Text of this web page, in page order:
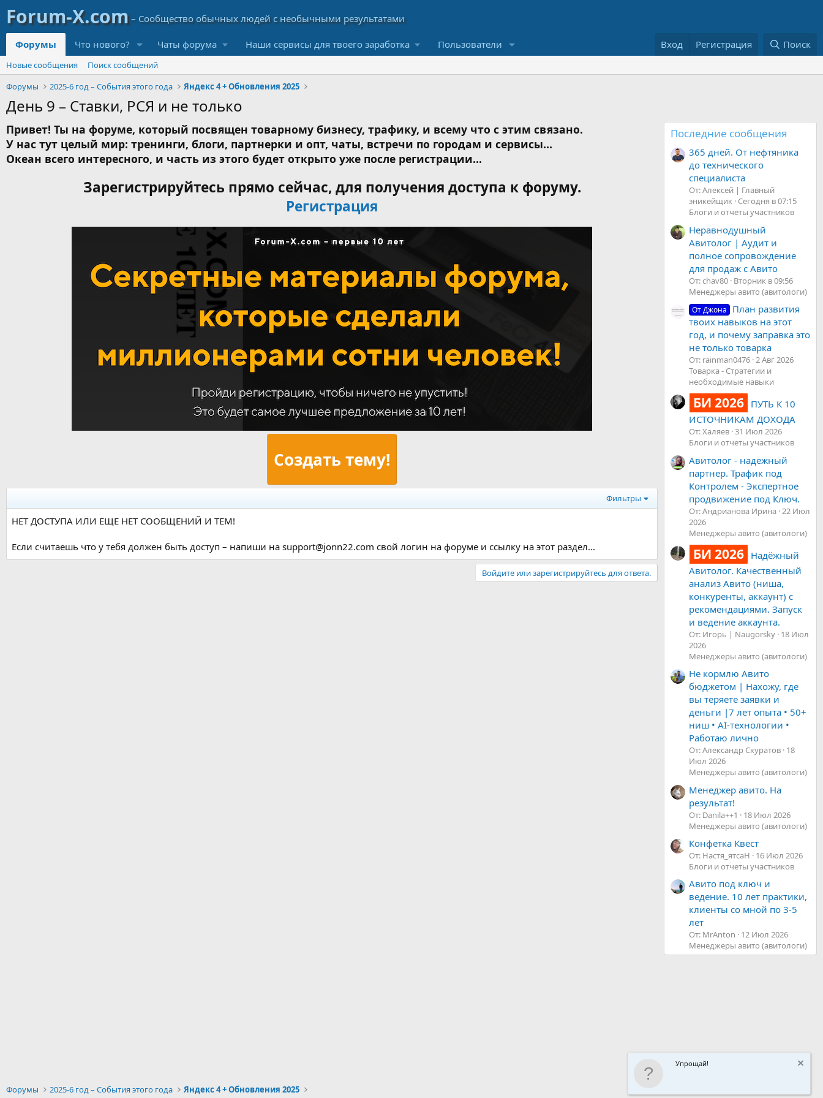
Форумы Что нового? Чаты форума Наши сервисы для твоего заработка Пользователи Вход Регистрация Поиск
Новые сообщения
Поиск сообщений
Форумы
2025-6 год – События этого года Яндекс 4 + Обновления 2025
День 9 – Ставки, РСЯ и не только
Привет! Ты на форуме, который посвящен товарному бизнесу, трафику, и всему что с этим связано.
У нас тут целый мир: тренинги, блоги, партнерки и опт, чаты, встречи по городам и сервисы...
Океан всего интересного, и часть из этого будет открыто уже после регистрации...
Зарегистрируйтесь прямо сейчас, для получения доступа к форуму.
Регистрация
Создать тему!
Фильтры
НЕТ ДОСТУПА ИЛИ ЕЩЕ НЕТ СООБЩЕНИЙ И ТЕМ!
Если считаешь что у тебя должен быть доступ – напиши на support@jonn22.com свой логин на форуме и ссылку на этот раздел...
Войдите или зарегистрируйтесь для ответа.
Последние сообщения
365 дней. От нефтяника
до технического
специалиста
От: Алексей | Главный
эникейщик Сегодня в 07:15
Блоги и отчеты участников
Неравнодушный
Авитолог | Аудит и
полное сопровождение
для продаж с Авито
От: chav80 Вторник в 09:56
Менеджеры авито (авитологи)
От Джона
План развития
твоих навыков на этот
год, и почему заправка это
не только товарка
От: rainman0476 2 Авг 2026
Товарка - Стратегии и
необходимые навыки
БИ 2026 ПУТЬ К 10
ИСТОЧНИКАМ ДОХОДА
От: Халяев 31 Июл 2026
Блоги и отчеты участников
Авитолог - надежный
партнер. Трафик под
Контролем - Экспертное
продвижение под Ключ.
От: Андрианова Ирина 22 Июл
2026
Менеджеры авито (авитологи)
БИ 2026 Надёжный
Авитолог. Качественный
анализ Авито (ниша,
конкуренты, аккаунт) с
рекомендациями. Запуск
и ведение аккаунта.
От: Игорь | Naugorsky 18 Июл
2026
Менеджеры авито (авитологи)
Не кормлю Авито
бюджетом | Нахожу, где
вы теряете заявки и
деньги |7 лет опыта • 50+
ниш • AI-технологии •
Работаю лично
От: Александр Скуратов 18
Июл 2026
Менеджеры авито (авитологи)
Менеджер авито. На
результат!
От: Danila++1
18 Июл 2026
Менеджеры авито (авитологи)
Конфетка Квест
От: Настя_ятсаН
16 Июл 2026
Блоги и отчеты участников
Авито под ключ и
ведение. 10 лет практики,
клиенты со мной по 3-5
лет
От: MrAnton
12 Июл 2026
Менеджеры авито (авитологи)
Форумы 2025-6 год – События этого года Яндекс 4 + Обновления 2025
Упрощай!